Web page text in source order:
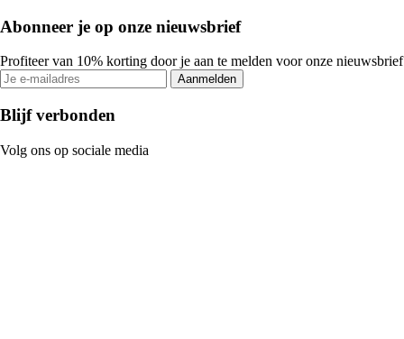
Abonneer je op onze nieuwsbrief
Profiteer van 10% korting door je aan te melden voor onze nieuwsbrief
Aanmelden
Blijf verbonden
Volg ons op sociale media